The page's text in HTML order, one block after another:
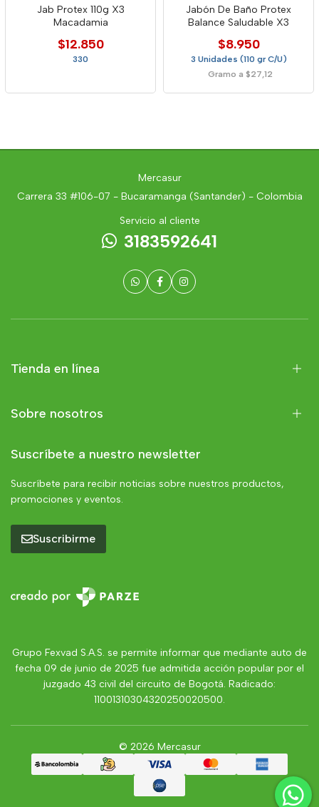
Jab Protex 110g X3
Macadamia
$12.850
330
Jabón De Baño Protex
Balance Saludable X3
$8.950
3 Unidades (110 gr C/U)
Gramo a $27,12
Mercasur
Carrera 33 #106-07 - Bucaramanga (Santander) - Colombia
Servicio al cliente
3183592641
Tienda en línea
Sobre nosotros
Suscríbete a nuestro newsletter
Suscríbete para recibir noticias sobre nuestros productos,
promociones y eventos.
Suscribirme
Grupo Fexvad S.A.S. se permite informar que mediante auto de
fecha 09 de junio de 2025 fue admitida acción popular por el
juzgado 43 civil del circuito de Bogotá. Radicado:
11001310304320250020500.
© 2026 Mercasur